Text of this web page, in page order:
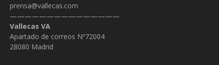
prensa@vallecas.com
———————————————
Vallecas VA
Apartado de correos Nº72004
28080 Madrid